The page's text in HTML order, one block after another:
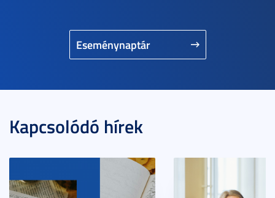
Eseménynaptár
Kapcsolódó hírek